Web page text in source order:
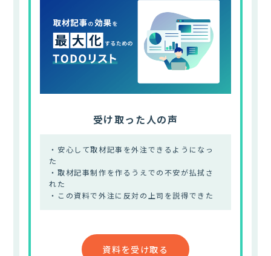
受け取った人の声
・安心して取材記事を外注できるようになっ
た
・取材記事制作を作るうえでの不安が払拭さ
れた
・この資料で外注に反対の上司を説得できた
資料を受け取る